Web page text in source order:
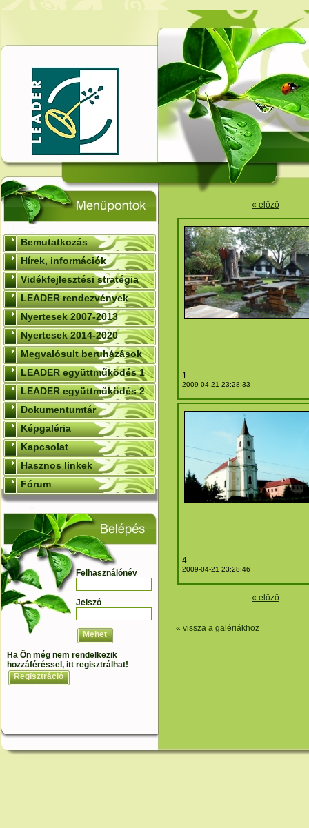
Bemutatkozás
Hírek, információk
Vidékfejlesztési stratégia
LEADER rendezvények
Nyertesek 2007-2013
Nyertesek 2014-2020
Megvalósult beruházások
LEADER együttműködés 1
LEADER együttműködés 2
Dokumentumtár
Képgaléria
Kapcsolat
Hasznos linkek
Fórum
Felhasználónév
Jelszó
Mehet
Ha Ön még nem rendelkezik
hozzáféréssel, itt regisztrálhat!
Regisztráció
« előző
1
2009-04-21 23:28:33
4
2009-04-21 23:28:46
« előző
« vissza a galériákhoz